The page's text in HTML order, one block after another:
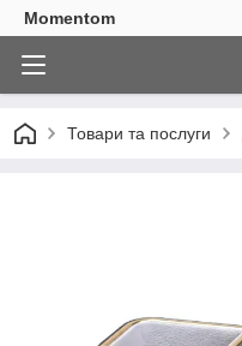
Momentom
Товари та послуги